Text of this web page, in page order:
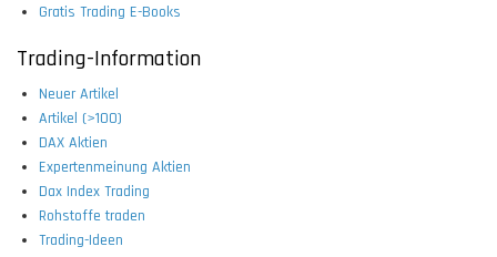
Gratis Trading E-Books
Trading-Information
Neuer Artikel
Artikel (>100)
DAX Aktien
Expertenmeinung Aktien
Dax Index Trading
Rohstoffe traden
Trading-Ideen